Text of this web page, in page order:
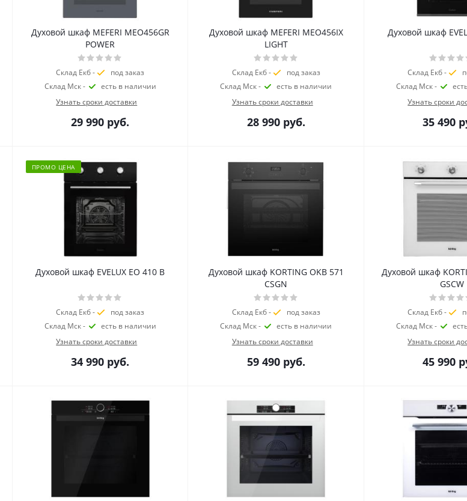
Духовой шкаф MEFERI MEO456GR
POWER
Склад Екб -
под заказ
Склад Мск -
есть в наличии
Узнать сроки доставки
29 990 руб.
Духовой шкаф MEFERI MEO456IX
LIGHT
Склад Екб -
под заказ
Склад Мск -
есть в наличии
Узнать сроки доставки
28 990руб.
Духовой шкаф
Склад Екб -
Склад Мск -
Узнать сроки
35 490
ПРОМО ЦЕНА
Духовой шкаф EVELUX EO 410 B
Склад Екб -
под заказ
Склад Мск -
есть в наличии
Узнать сроки доставки
34 990 руб.
Духовой шкаф KORTING OKB 571
CSGN
Склад Екб -
под заказ
Склад Мск -
есть в наличии
Узнать сроки доставки
59 490руб.
Духовой шкаф
GSCW
Склад Екб -
Склад Мск -
Узнать сроки
45 990